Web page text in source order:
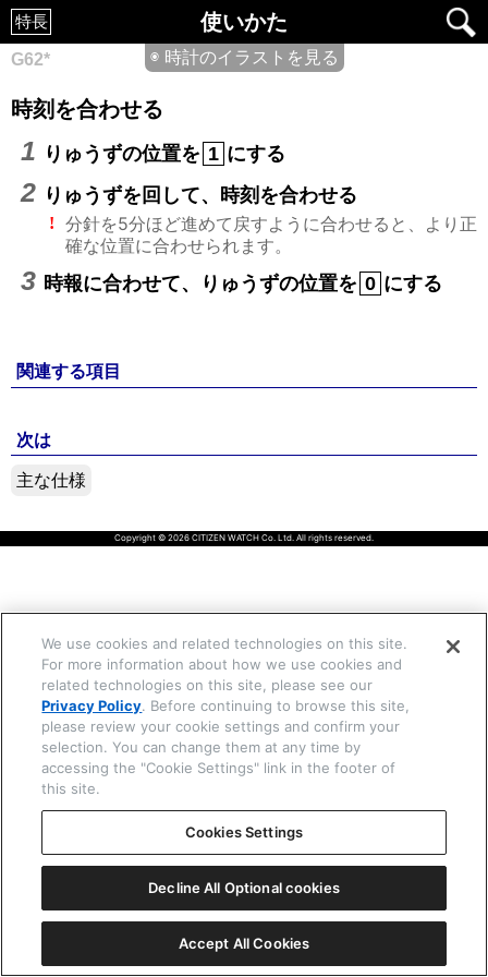
使いかた
特長
◉ 時計のイラストを見る
G62*
時刻を合わせる
りゅうずの位置を 1 にする
りゅうずを回して、時刻を合わせる
!
分針を5分ほど進めて戻すように合わせると、より正
確な位置に合わせられます。
時報に合わせて、りゅうずの位置を 0 にする
関連する項目
次は
主な仕様
Copyright © 2026 CITIZEN WATCH Co. Ltd. All rights reserved.
We use cookies and related technologies on this site.
For more information about how we use cookies and
related technologies on this site, please see our
Privacy Policy. Before continuing to browse this site,
please review your cookie settings and confirm your
selection. You can change them at any time by
accessing the "Cookie Settings" link in the footer of
this site.
Cookies Settings
Decline All Optional cookies
Accept All Cookies